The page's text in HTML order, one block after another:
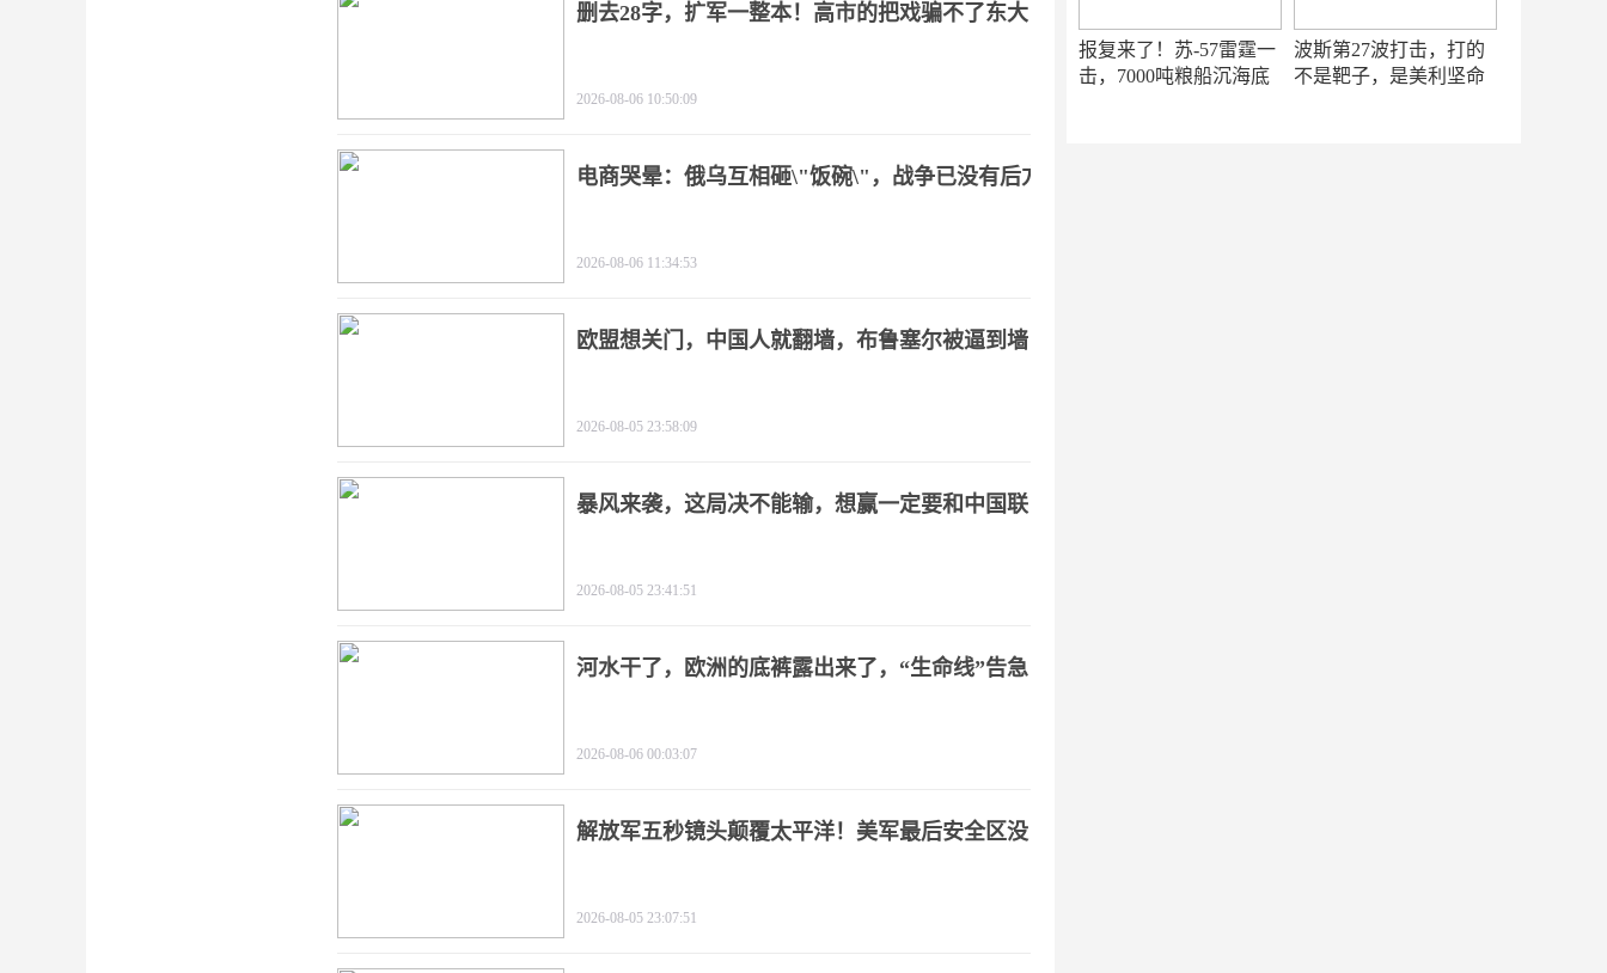
报复来了！苏-57雷霆一
击，7000吨粮船沉海底
波斯第27波打击，打的
不是靶子，是美利坚命
删去28字，扩军一整本！高市的把戏骗不了东大
2026-08-06 10:50:09
电商哭晕：俄乌互相砸\"饭碗\"，战争已没有后方
2026-08-06 11:34:53
欧盟想关门，中国人就翻墙，布鲁塞尔被逼到墙
2026-08-05 23:58:09
暴风来袭，这局决不能输，想赢一定要和中国联
2026-08-05 23:41:51
河水干了，欧洲的底裤露出来了，“生命线”告急
2026-08-06 00:03:07
解放军五秒镜头颠覆太平洋！美军最后安全区没
2026-08-05 23:07:51